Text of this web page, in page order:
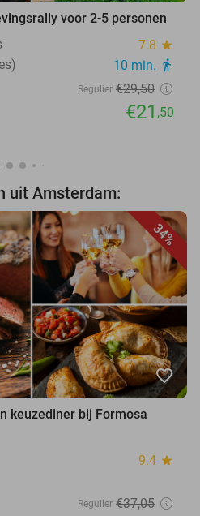
voor 2-5 personen
7.8 star
10 min. directions_walk
Regulier €29,50
€21 ,50
uit Amsterdam:
34%
favorite_border
keuzediner bij Formosa
9.4 star
Regulier €37,05